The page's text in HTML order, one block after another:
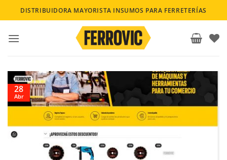
Saltar
al
DISTRIBUIDORA MAYORISTA INSUMOS PARA FERRETERÍAS
28
Abr